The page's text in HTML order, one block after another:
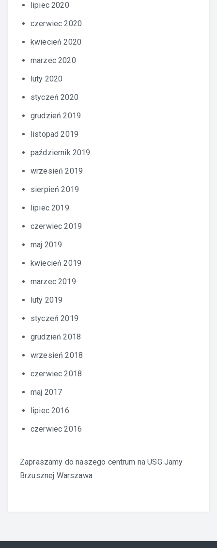
lipiec 2020
czerwiec 2020
kwiecień 2020
marzec 2020
luty 2020
styczeń 2020
grudzień 2019
listopad 2019
październik 2019
wrzesień 2019
sierpień 2019
lipiec 2019
czerwiec 2019
maj 2019
kwiecień 2019
marzec 2019
luty 2019
styczeń 2019
grudzień 2018
wrzesień 2018
czerwiec 2018
maj 2017
lipiec 2016
czerwiec 2016
Zapraszamy do naszego centrum naUSG Jamy
Brzusznej Warszawa